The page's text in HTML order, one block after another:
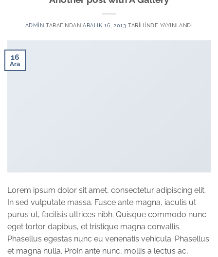
ADMIN TARAFINDAN ARALIK 16, 2013 TARIHINDE YAYINLANDI
16
Ara
Lorem ipsum dolor sit amet, consectetur adipiscing elit.
In sed vulputate massa. Fusce ante magna, iaculis ut
purus ut, facilisis ultrices nibh. Quisque commodo nunc
eget tortor dapibus, et tristique magna convallis.
Phasellus egestas nunc eu venenatis vehicula. Phasellus
et magna nulla. Proin ante nunc, mollis a lectus ac,